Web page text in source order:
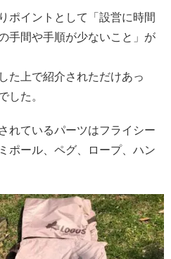
ポイントとして「設営に時間
手間や手順が少ないこと」が
た上で紹介されただけあっ
した。
れているパーツはフライシー
ポール、ペグ、ロープ、ハン